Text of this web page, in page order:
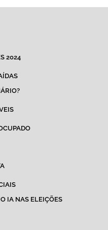
2024
IA NAS ELEIÇÕES